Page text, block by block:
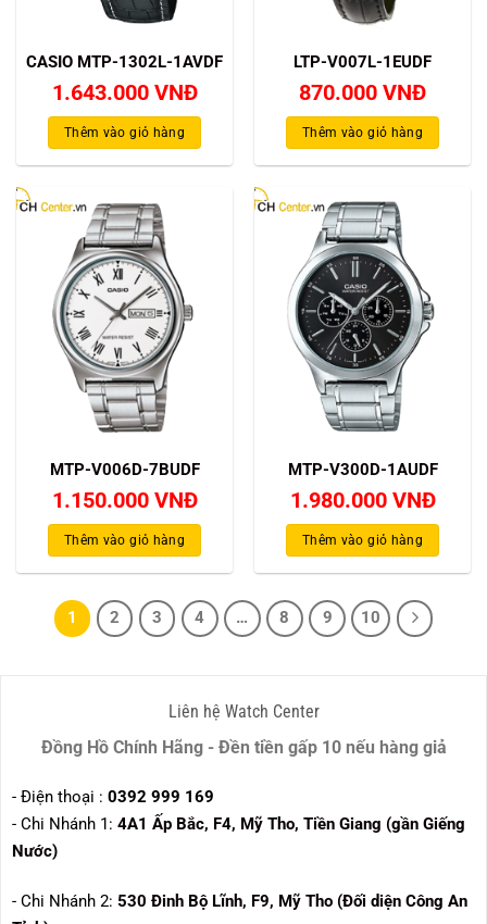
CASIO MTP-1302L-1AVDF
1.643.000 VNĐ
Thêm vào giỏ hàng
LTP-V007L-1EUDF
870.000 VNĐ
Thêm vào giỏ hàng
MTP-V006D-7BUDF
1.150.000 VNĐ
Thêm vào giỏ hàng
MTP-V300D-1AUDF
1.980.000 VNĐ
Thêm vào giỏ hàng
1 2 3 4 … 8 9 10
Liên hệ Watch Center
Đồng Hồ Chính Hãng - Đền tiền gấp 10 nếu hàng giả
- Điện thoại : 0392 999 169
- Chi Nhánh 1: 4A1 Ấp Bắc, F4, Mỹ Tho, Tiền Giang (gần Giếng
Nước)
- Chi Nhánh 2: 530 Đinh Bộ Lĩnh, F9, Mỹ Tho (Đối diện Công An